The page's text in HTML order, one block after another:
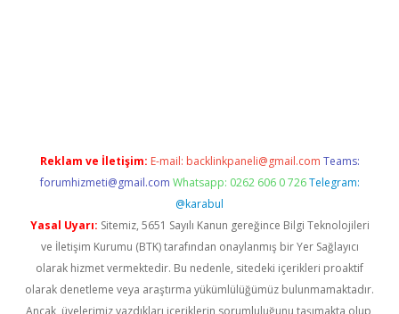
Reklam ve İletişim: E-mail: backlinkpaneli@gmail.com Teams:
forumhizmeti@gmail.com Whatsapp: 0262 606 0 726 Telegram:
@karabul
Yasal Uyarı: Sitemiz, 5651 Sayılı Kanun gereğince Bilgi Teknolojileri
ve İletişim Kurumu (BTK) tarafından onaylanmış bir Yer Sağlayıcı
olarak hizmet vermektedir. Bu nedenle, sitedeki içerikleri proaktif
olarak denetleme veya araştırma yükümlülüğümüz bulunmamaktadır.
Ancak, üyelerimiz yazdıkları içeriklerin sorumluluğunu taşımakta olup,